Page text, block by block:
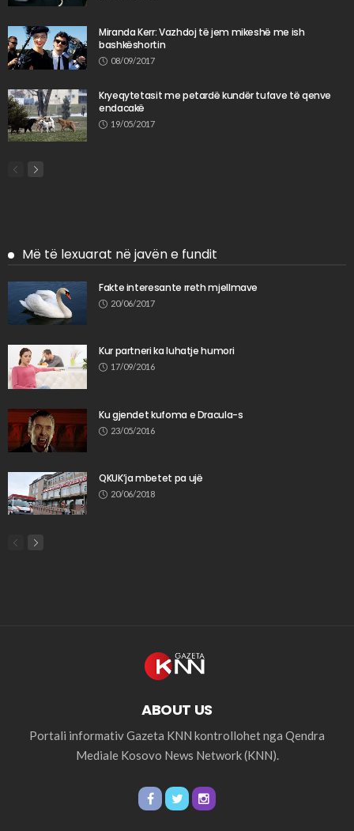
Miranda Kerr: Vazhdoj të jem mikeshë me ish
bashkëshortin
08/09/2017
Kryeqytetasit me petardë kundër tufave të qenve
endacakë
19/05/2017
Më të lexuarat në javën e fundit
Fakte interesante rreth mjellmave
20/06/2017
Kur partneri ka luhatje humori
17/09/2016
Ku gjendet kufoma e Dracula-s
23/05/2016
QKUK’ja mbetet pa ujë
20/06/2018
ABOUT US
Portali informativ Gazeta KNN kontrollohet nga Qendra
Mediale Kosovo News Network (KNN).